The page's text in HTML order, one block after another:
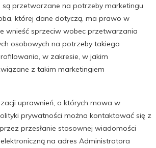
są przetwarzane na potrzeby marketingu
której dane dotyczą, ma prawo w
wnieść sprzeciw wobec przetwarzania
osobowych na potrzeby takiego
w zakresie, w jakim
z takim marketingiem
uprawnień, o których mowa w
prywatności można kontaktować się z
przesłanie stosownej wiadomości
na adres Administratora